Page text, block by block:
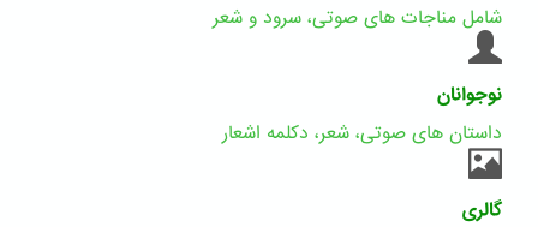
شامل مناجات های صوتی، سرود و شعر
نوجوانان
داستان های صوتی، شعر، دکلمه اشعار
گالری